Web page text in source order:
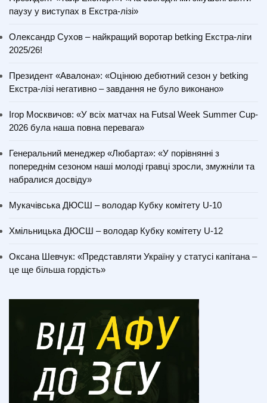
паузу у виступах в Екстра-лізі»
Олександр Сухов – найкращий воротар betking Екстра-ліги
2025/26!
Президент «Авалона»: «Оцінюю дебютний сезон у betking
Екстра-лізі негативно – завдання не було виконано»
Ігор Москвичов: «У всіх матчах на Futsal Week Summer Cup-
2026 була наша повна перевага»
Генеральний менеджер «Любарта»: «У порівнянні з
попереднім сезоном наші молоді гравці зросли, змужніли та
набралися досвіду»
Мукачівська ДЮСШ – володар Кубку комітету U-10
Хмільницька ДЮСШ – володар Кубку комітету U-12
Оксана Шевчук: «Представляти Україну у статусі капітана –
це ще більша гордість»